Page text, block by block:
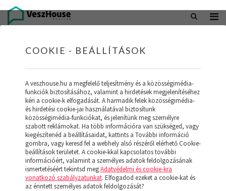
office@veszhouse.hu +36 20 402 5098
INGATLAN KÉSZLETÜNK
(19)
COOKIE - BEÁLLÍTÁSOK
A veszhouse.hu a megfelelő teljesítmény és a közösségimédia-
funkciók biztosításához, valamint a hirdetések megjelenítéséhez
kéri a cookie-k elfogadását. A harmadik felek közösségimédia-
és hirdetési cookie-jai használatával biztosítunk
közösségimédia-funkciókat, és jelenítünk meg személyre
szabott reklámokat. Ha több információra van szükséged, vagy
kiegészítenéd a beállításaidat, kattints a További információ
gombra, vagy keresd fel a webhely alsó részéről elérhető Cookie-
beállítások területet. A cookie-kkal kapcsolatos további
információért, valamint a személyes adatok feldolgozásának
ismertetéséért tekintsd megAdatvédelmi és cookie-kra
vonatkozó szabályzatunkat. Elfogadod ezeket a cookie-kat és
az érintett személyes adatok feldolgozását?